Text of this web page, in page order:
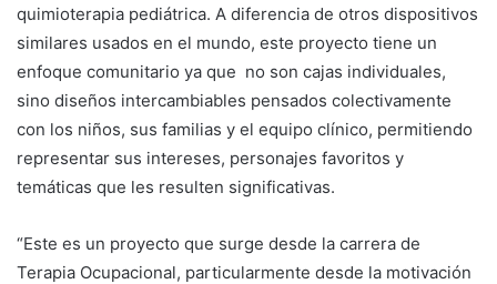
quimioterapia pediátrica. A diferencia de otros dispositivos
similares usados en el mundo, este proyecto tiene un
enfoque comunitario ya que no son cajas individuales,
sino diseños intercambiables pensados colectivamente
con los niños, sus familias y el equipo clínico, permitiendo
representar sus intereses, personajes favoritos y
temáticas que les resulten significativas.
“Este es un proyecto que surge desde la carrera de
Terapia Ocupacional, particularmente desde la motivación